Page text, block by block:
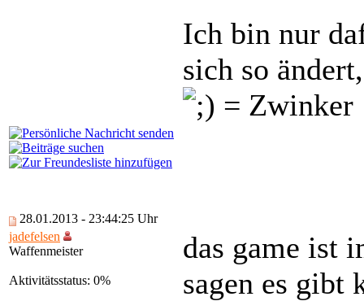
Ich bin nur
sich so
28.01.2013 - 23:44:25 Uhr
jadefelsen
Waffenmeister
Aktivitätsstatus: 0%
das game ist
sagen es gibt